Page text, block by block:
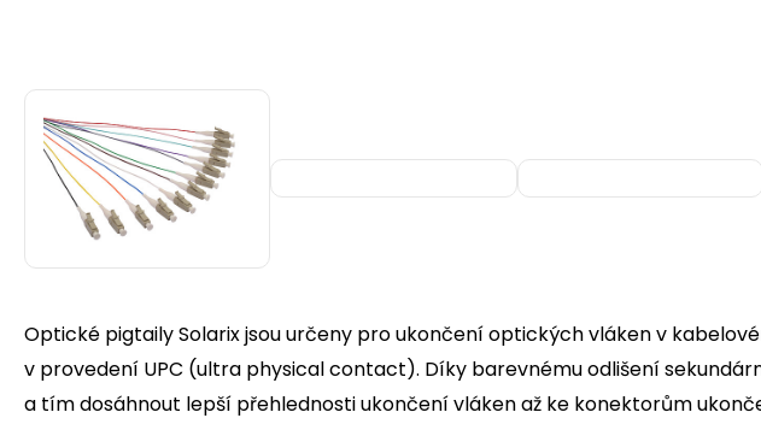
Optické pigtaily Solarix jsou určeny pro ukončení optických vláken v
v provedení UPC (ultra physical contact). Díky barevnému odlišení
a tím dosáhnout lepší přehlednosti ukončení vláken až ke konektorům